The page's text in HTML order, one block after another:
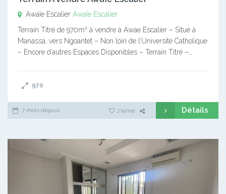
Awaïe Escalier Awaïe Escalier
Terrain Titré de 970m² à vendre à Awae Escalier – Situé à
Manassa, vers Ngoantet – Non loin de l’Université Catholique
– Encore d’autres Espaces Disponibles – Terrain Titré –…
970
7 mois depuis J'aime Détails